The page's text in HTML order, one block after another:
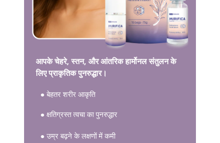
आपके चेहरे, स्तन, और आंतरिक हार्मोनल संतुलन के
लिए प्राकृतिक पुनरुद्धार।
● बेहतर शरीर आकृति
● क्षतिग्रस्त त्वचा का पुनरुद्धार
● उम्र बढ़ने के लक्षणों में कमी